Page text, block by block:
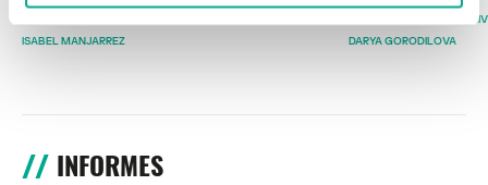
la Copa Mundial de Fútbol 2026
ISABEL MANJARREZ
MARC
DARYA GORODILOVA
INFORMES